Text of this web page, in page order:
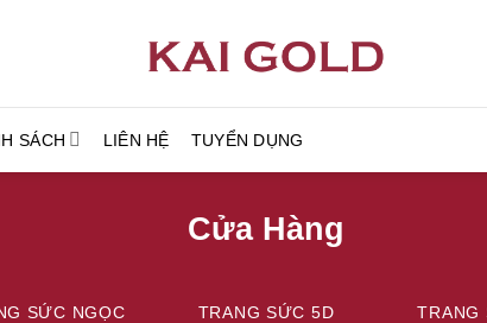
SÁCH LIÊN HỆ TUYỂN DỤNG
Cửa Hàng
SỨC NGỌC TRANG SỨC 5D TRANG